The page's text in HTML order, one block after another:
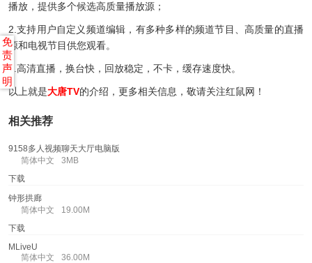
播放，提供多个候选高质量播放源；
2.支持用户自定义频道编辑，有多种多样的频道节目、高质量的直播
源和电视节目供您观看。
3.高清直播，换台快，回放稳定，不卡，缓存速度快。
以上就是大唐TV的介绍，更多相关信息，敬请关注红鼠网！
相关推荐
9158多人视频聊天大厅电脑版
简体中文
3MB
下载
钟形拱廊
简体中文
19.00M
下载
MLiveU
简体中文
36.00M
免
责
声
明